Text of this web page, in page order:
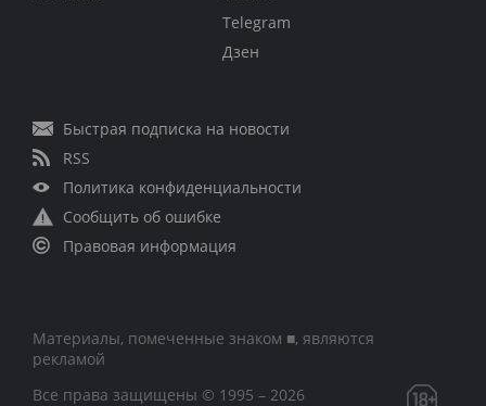
Telegram
Дзен
Быстрая подписка на новости
RSS
Политика конфиденциальности
Сообщить об ошибке
Правовая информация
Материалы, помеченные знаком ■, являются
рекламой
Все права защищены © 1995 – 2026